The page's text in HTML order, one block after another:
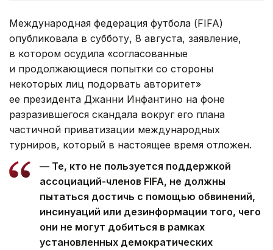
Международная федерация футбола (FIFA)
опубликовала в субботу, 8 августа, заявление,
в котором осудила «согласованные
и продолжающиеся попытки со стороны
некоторых лиц подорвать авторитет»
ее президента Джанни Инфантино на фоне
разразившегося скандала вокруг его плана
частичной приватизации международных
турниров, который в настоящее время отложен.
— Те, кто не пользуется поддержкой
ассоциаций-членов FIFA, не должны
пытаться достичь с помощью обвинений,
инсинуаций или дезинформации того, чего
они не могут добиться в рамках
установленных демократических